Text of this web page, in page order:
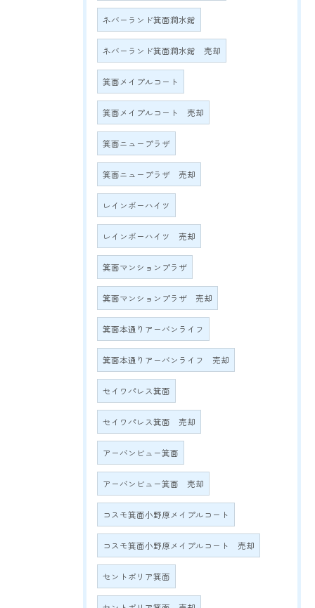
ネバーランド箕面潤水館
ネバーランド箕面潤水館 売却
箕面メイプルコート
箕面メイプルコート 売却
箕面ニュープラザ
箕面ニュープラザ 売却
レインボーハイツ
レインボーハイツ 売却
箕面マンションプラザ
箕面マンションプラザ 売却
箕面本通りアーバンライフ
箕面本通りアーバンライフ 売却
セイワパレス箕面
セイワパレス箕面 売却
アーバンビュー箕面
アーバンビュー箕面 売却
コスモ箕面小野原メイプルコート
コスモ箕面小野原メイプルコート 売却
セントポリア箕面